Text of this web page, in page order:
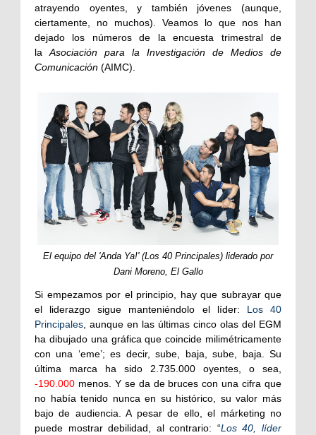
atrayendo oyentes, y también jóvenes (aunque,
ciertamente, no muchos). Veamos lo que nos han
dejado los números de la encuesta trimestral de
laAsociación para la Investigación de Medios de
Comunicación (AIMC).
El equipo del 'Anda Ya!' (Los 40 Principales) liderado por
Dani Moreno, El Gallo
Si empezamos por el principio, hay que subrayar que
el liderazgo sigue manteniéndolo el líder: Los 40
Principales, aunque en las últimas cinco olas del EGM
ha dibujado una gráfica que coincide milimétricamente
con una ‘eme’; es decir, sube, baja, sube, baja. Su
última marca ha sido 2.735.000 oyentes, o sea,
-190.000 menos. Y se da de bruces con una cifra que
no había tenido nunca en su histórico, su valor más
bajo de audiencia. A pesar de ello, el márketing no
puede mostrar debilidad, al contrario: “Los 40, líder